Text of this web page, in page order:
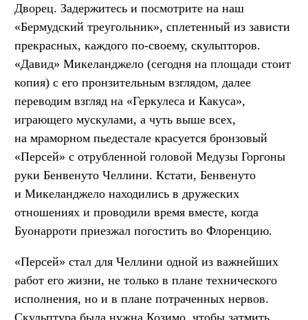
Дворец. Задержитесь и посмотрите на наш
«Бермудский треугольник», сплетенный из зависти
прекрасных, каждого по-своему, скульпторов.
«Давид» Микеланджело (сегодня на площади стоит
копия) с его пронзительным взглядом, далее
переводим взгляд на «Геркулеса и Какуса»,
играющего мускулами, а чуть выше всех,
на мраморном пьедестале красуется бронзовый
«Персей» с отрубленной головой Медузы Горгоны
руки Бенвенуто Челлини. Кстати, Бенвенуто
и Микеланджело находились в дружеских
отношениях и проводили время вместе, когда
Буонарроти приезжал погостить во Флоренцию.
«Персей» стал для Челлини одной из важнейших
работ его жизни, не только в плане технического
исполнения, но и в плане потраченных нервов.
Скульптура была нужна Козимо, чтобы затмить